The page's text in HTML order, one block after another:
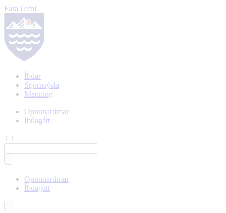
Fara í efni
Íbúar
Stjórnsýsla
Menning
Opnunartímar
Íbúagátt
Opnunartímar
Íbúagátt